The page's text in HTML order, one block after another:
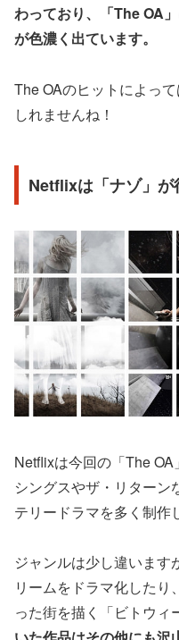
わっており、「The OA
が色濃く出ています。
The OAのヒットによっ
しれませんね！
Netflixは「ナゾ」が
Netflixは今回の「The
シングスやザ・リターン
テリードラマを多く制作
ジャンルは少し違います
リームをドラマ化したり
った街を描く「ビトウィ